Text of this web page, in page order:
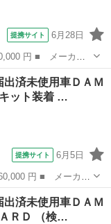
提携サイト 6月28日
ド名： ＸＬ ■ 排
： AT4速 ■...
済未使用車ＤＡＭ
ット装着 …
提携サイト 6月5日
ド名： ＸＣ 届出
ト装着 ■ 排気量：
済未使用車ＤＡＭ
ＲＤ （検…